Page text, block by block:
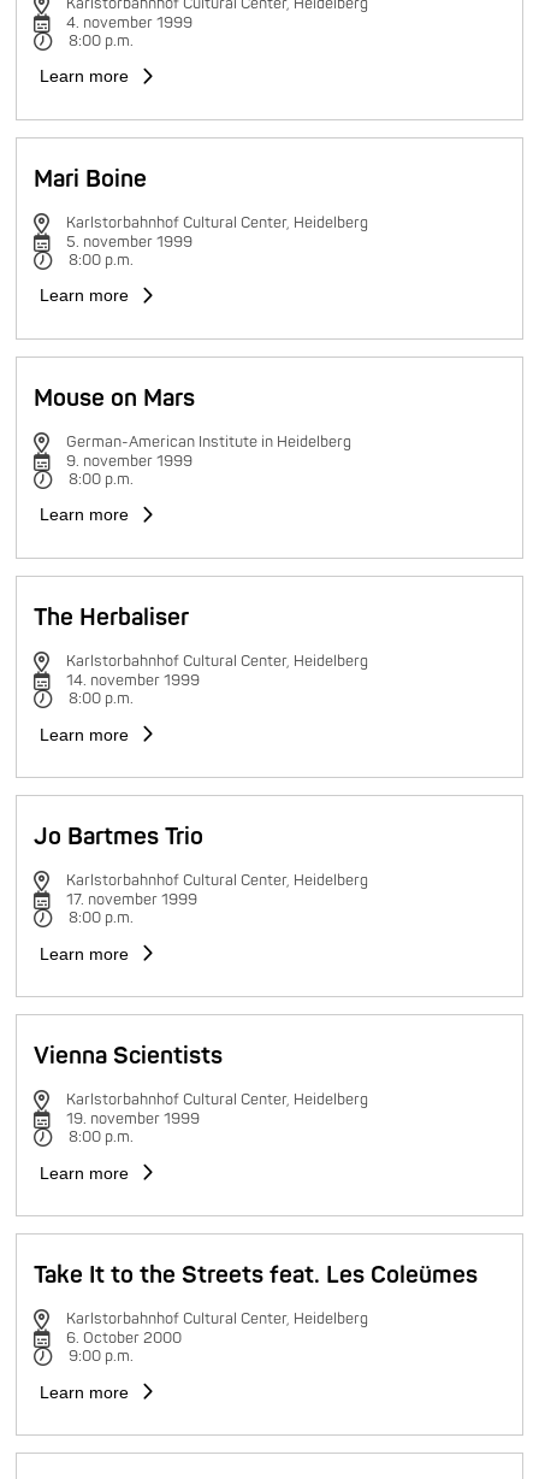
4. november 1999
8:00 p.m.
Learn more
Mari Boine
Karlstorbahnhof Cultural Center, Heidelberg
5. november 1999
8:00 p.m.
Learn more
Mouse on Mars
German-American Institute in Heidelberg
9. november 1999
8:00 p.m.
Learn more
The Herbaliser
Karlstorbahnhof Cultural Center, Heidelberg
14. november 1999
8:00 p.m.
Learn more
Jo Bartmes Trio
Karlstorbahnhof Cultural Center, Heidelberg
17. november 1999
8:00 p.m.
Learn more
Vienna Scientists
Karlstorbahnhof Cultural Center, Heidelberg
19. november 1999
8:00 p.m.
Learn more
Take It to the Streets feat. Les Coleümes
Karlstorbahnhof Cultural Center, Heidelberg
6. October 2000
9:00 p.m.
Learn more